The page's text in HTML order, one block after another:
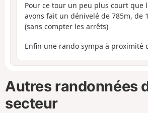
Pour ce tour un peu plus court que
avons fait un dénivelé de 785m, de
(sans compter les arrêts)
Enfin une rando sympa à proximité
Autres randonnées
secteur